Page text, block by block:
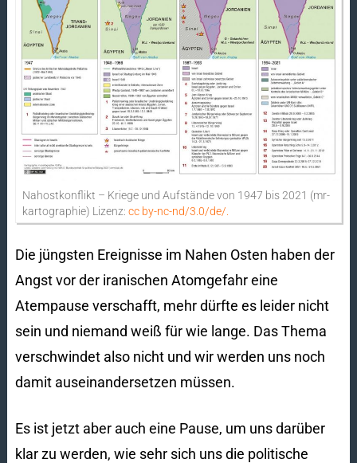
Nahostkonflikt – Kriege und Aufstände von 1947 bis 2021 (mr-
kartographie) Lizenz: cc by-nc-nd/3.0/de/.
Die jüngsten Ereignisse im Nahen Osten haben der
Angst vor der iranischen Atomgefahr eine
Atempause verschafft, mehr dürfte es leider nicht
sein und niemand weiß für wie lange. Das Thema
verschwindet also nicht und wir werden uns noch
damit auseinandersetzen müssen.
Es ist jetzt aber auch eine Pause, um uns darüber
klar zu werden, wie sehr sich uns die politische